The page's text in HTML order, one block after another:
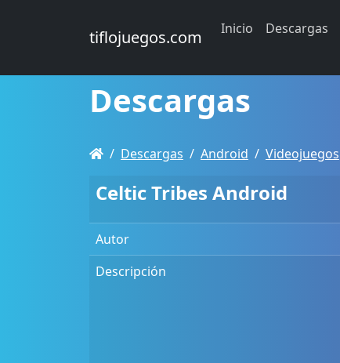
tiflojuegos.com Inicio Descargas
Descargas
Descargas Android Videojuegos
Celtic Tribes Android
Autor
Descripción